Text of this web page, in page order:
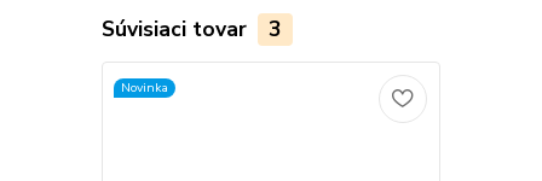
Súvisiaci tovar 3
Novinka